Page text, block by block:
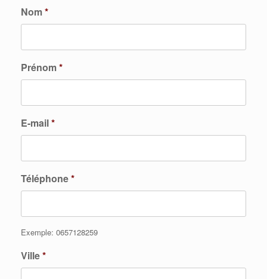
Nom*
Prénom*
E-mail*
Téléphone*
Exemple: 0657128259
Ville*